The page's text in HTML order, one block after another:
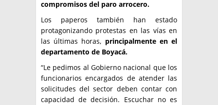
compromisos del paro arrocero.
Los paperos también han estado
protagonizando protestas en las vías en
las últimas horas, principalmente en el
departamento de Boyacá.
“Le pedimos al Gobierno nacional que los
funcionarios encargados de atender las
solicitudes del sector deben contar con
capacidad de decisión. Escuchar no es